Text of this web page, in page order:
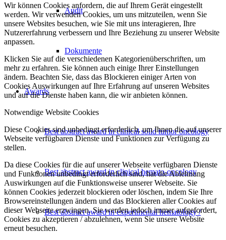
Audit
Dokumente
Awards
Best abstract award in clinical solid tumor oncology
Best abstract award in clinical hemato-oncology
Best abstract award in experimental hematology /
Wir können Cookies anfordern, die auf Ihrem Gerät eingestellt
werden. Wir verwenden Cookies, um uns mitzuteilen, wenn Sie
unsere Websites besuchen, wie Sie mit uns interagieren, Ihre
Nutzererfahrung verbessern und Ihre Beziehung zu unserer Website
anpassen.
Klicken Sie auf die verschiedenen Kategorienüberschriften, um
mehr zu erfahren. Sie können auch einige Ihrer Einstellungen
ändern. Beachten Sie, dass das Blockieren einiger Arten von
Cookies Auswirkungen auf Ihre Erfahrung auf unseren Websites
und auf die Dienste haben kann, die wir anbieten können.
Notwendige Website Cookies
Diese Cookies sind unbedingt erforderlich, um Ihnen die auf unserer
Webseite verfügbaren Dienste und Funktionen zur Verfügung zu
stellen.
Da diese Cookies für die auf unserer Webseite verfügbaren Dienste
und Funktionen unbedingt erforderlich sind, hat die Ablehnung
Auswirkungen auf die Funktionsweise unserer Webseite. Sie
können Cookies jederzeit blockieren oder löschen, indem Sie Ihre
Browsereinstellungen ändern und das Blockieren aller Cookies auf
dieser Webseite erzwingen. Sie werden jedoch immer aufgefordert,
Cookies zu akzeptieren / abzulehnen, wenn Sie unsere Website
erneut besuchen.